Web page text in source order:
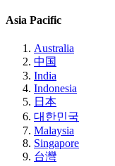
Asia Pacific
Australia
中国
India
Indonesia
日本
대한민국
Malaysia
Singapore
台灣